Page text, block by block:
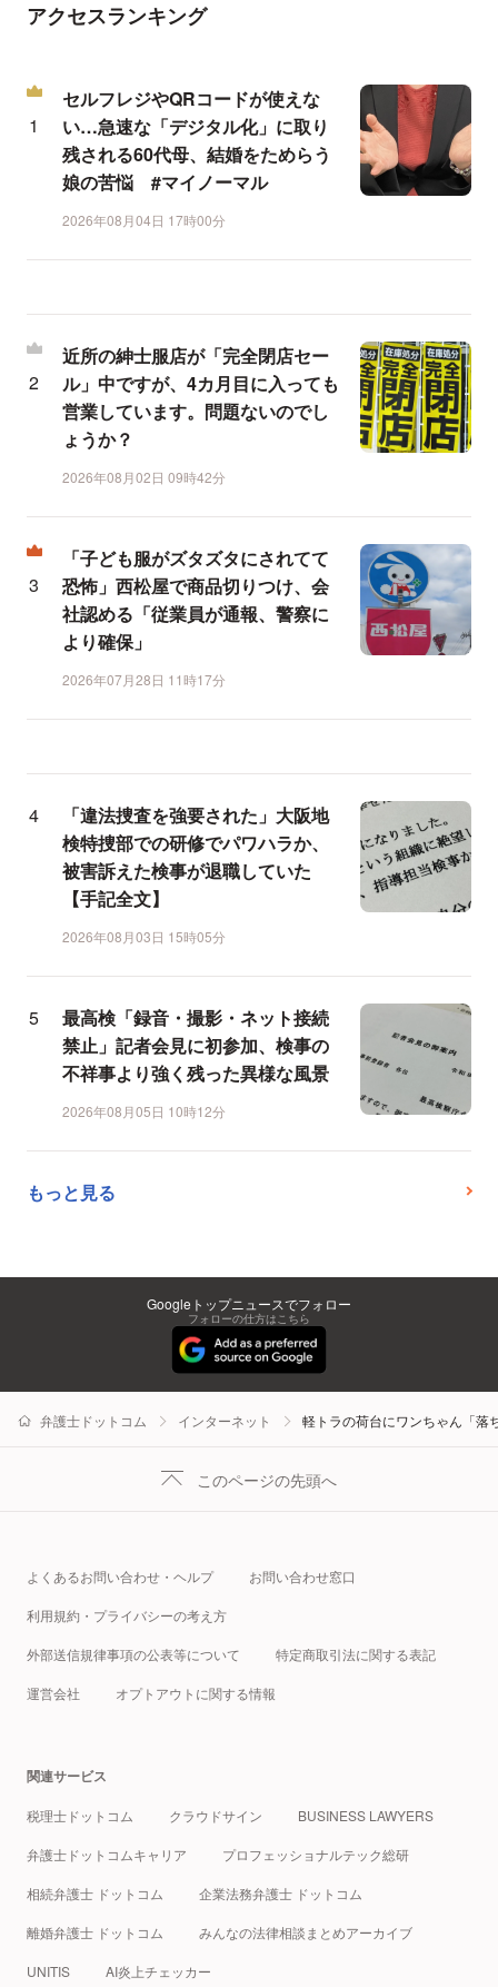
アクセスランキング
セルフレジやQRコードが使えな
い…急速な「デジタル化」に取り
残される60代母、結婚をためらう
娘の苦悩 #マイノーマル
2026年08月04日 17時00分
近所の紳士服店が「完全閉店セー
ル」中ですが、4カ月目に入っても
営業しています。問題ないのでし
ょうか？
2026年08月02日 09時42分
「子ども服がズタズタにされてて
恐怖」西松屋で商品切りつけ、会
社認める「従業員が通報、警察に
より確保」
2026年07月28日 11時17分
「違法捜査を強要された」大阪地
検特捜部での研修でパワハラか、
被害訴えた検事が退職していた
【手記全文】
2026年08月03日 15時05分
最高検「録音・撮影・ネット接続
禁止」記者会見に初参加、検事の
不祥事より強く残った異様な風景
2026年08月05日 10時12分
もっと見る
Googleトップニュースでフォロー
フォローの仕方はこちら
弁護士ドットコム インターネット 軽トラの荷台にワンちゃん「落
このページの先頭へ
よくあるお問い合わせ・ヘルプ お問い合わせ窓口
利用規約・プライバシーの考え方
外部送信規律事項の公表等について 特定商取引法に関する表記
運営会社 オプトアウトに関する情報
関連サービス
税理士ドットコム クラウドサイン BUSINESS LAWYERS
弁護士ドットコムキャリア プロフェッショナルテック総研
相続弁護士 ドットコム 企業法務弁護士 ドットコム
離婚弁護士 ドットコム みんなの法律相談まとめアーカイブ
UNITIS AI炎上チェッカー